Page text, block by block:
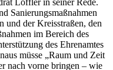
Löffler in seiner Rede.
Sanierungsmaßnahmen
und der Kreisstraßen, den
im Bereich des
des Ehrenamtes
müsse „Raum und Zeit
nach vorne bringen – wie